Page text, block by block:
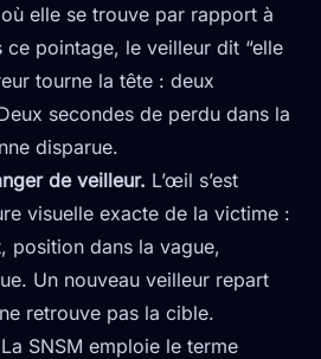
elle se trouve par rapport à
ce pointage, le veilleur dit “elle
tourne la tête : deux
secondes de perdu dans la
disparue.
de veilleur. L’œil s’est
visuelle exacte de la victime :
position dans la vague,
Un nouveau veilleur repart
retrouve pas la cible.
La SNSM emploie le terme